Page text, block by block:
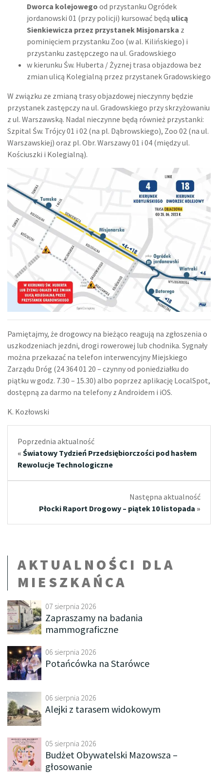
Dworca kolejowego od przystanku Ogródek
jordanowski 01 (przy policji) kursować będą ulicą
Sienkiewicza przez przystanek Misjonarska z
pominięciem przystanku Zoo (w al. Kilińskiego) i
przystanku zastępczego na ul. Gradowskiego
w kierunku Św. Huberta / Żyznej trasa objazdowa bez
zmian ulicą Kolegialną przez przystanek Gradowskiego
W związku ze zmianą trasy objazdowej nieczynny będzie
przystanek zastępczy na ul. Gradowskiego przy skrzyżowaniu
z ul. Warszawską. Nadal nieczynne będą również przystanki:
Szpital Św. Trójcy 01 i 02 (na pl. Dąbrowskiego), Zoo 02 (na ul.
Warszawskiej) oraz pl. Obr. Warszawy 01 i 04 (między ul.
Kościuszki i Kolegialną).
Pamiętajmy, że drogowcy na bieżąco reagują na zgłoszenia o
uszkodzeniach jezdni, drogi rowerowej lub chodnika. Sygnały
można przekazać na telefon interwencyjny Miejskiego
Zarządu Dróg (24 364 01 20 – czynny od poniedziałku do
piątku w godz. 7.30 – 15.30) albo poprzez aplikację LocalSpot,
dostępną za darmo na telefony z Androidem i iOS.
K. Kozłowski
Poprzednia aktualność
« Światowy Tydzień Przedsiębiorczości pod hasłem
Rewolucje Technologiczne
Następna aktualność
Płocki Raport Drogowy – piątek 10 listopada »
AKTUALNOŚCI DLA
MIESZKAŃCA
07 sierpnia 2026
Zapraszamy na badania
mammograficzne
06 sierpnia 2026
Potańcówka na Starówce
06 sierpnia 2026
Alejki z tarasem widokowym
05 sierpnia 2026
Budżet Obywatelski Mazowsza –
głosowanie